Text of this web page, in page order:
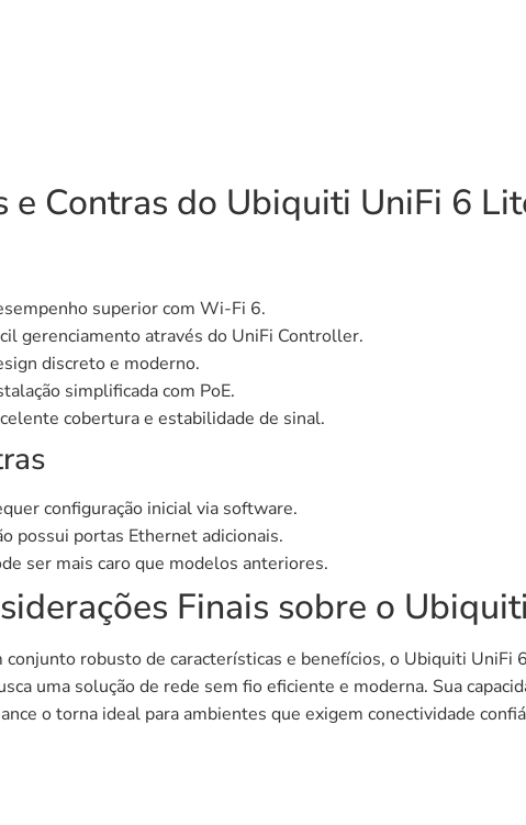
e Contras do Ubiquiti UniFi 6
superior com Wi-Fi 6.
gerenciamento através do UniFi Controller.
discreto e moderno.
simplificada com PoE.
cobertura e estabilidade de sinal.
configuração inicial via software.
possui portas Ethernet adicionais.
ser mais caro que modelos anteriores.
Finais sobre o
conjunto robusto de características e benefícios, o Ubiquiti UniFi
uma solução de rede sem fio eficiente e moderna. Sua
o torna ideal para ambientes que exigem conectividade